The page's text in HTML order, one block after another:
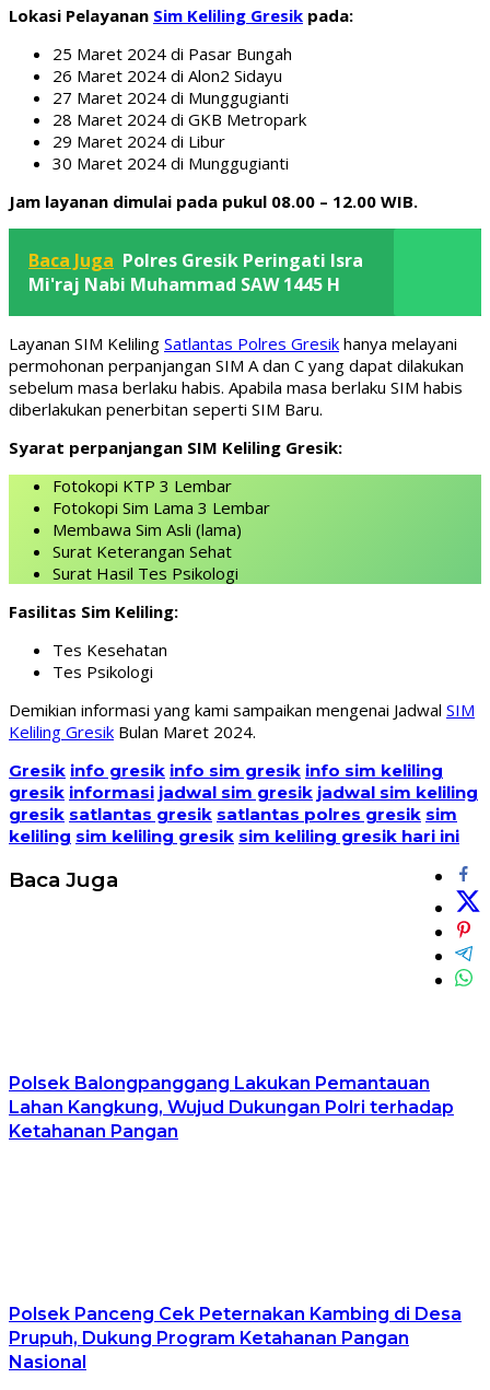
Lokasi Pelayanan Sim Keliling Gresik pada:
25 Maret 2024 di Pasar Bungah
26 Maret 2024 di Alon2 Sidayu
27 Maret 2024 di Munggugianti
28 Maret 2024 di GKB Metropark
29 Maret 2024 di Libur
30 Maret 2024 di Munggugianti
Jam layanan dimulai pada pukul 08.00 – 12.00 WIB.
Baca Juga Polres Gresik Peringati Isra
Mi'raj Nabi Muhammad SAW 1445 H
Layanan SIM Keliling Satlantas Polres Gresik hanya melayani
permohonan perpanjangan SIM A dan C yang dapat dilakukan
sebelum masa berlaku habis. Apabila masa berlaku SIM habis
diberlakukan penerbitan seperti SIM Baru.
Syarat perpanjangan SIM Keliling Gresik:
Fotokopi KTP 3 Lembar
Fotokopi Sim Lama 3 Lembar
Membawa Sim Asli (lama)
Surat Keterangan Sehat
Surat Hasil Tes Psikologi
Fasilitas Sim Keliling:
Tes Kesehatan
Tes Psikologi
Demikian informasi yang kami sampaikan mengenai Jadwal SIM
Keliling Gresik Bulan Maret 2024.
Gresik info gresik info sim gresik info sim keliling
gresik informasi jadwal sim gresik jadwal sim keliling
gresik satlantas gresik satlantas polres gresik sim
keliling sim keliling gresik sim keliling gresik hari ini
Baca Juga
Polsek Balongpanggang Lakukan Pemantauan
Lahan Kangkung, Wujud Dukungan Polri terhadap
Ketahanan Pangan
Polsek Panceng Cek Peternakan Kambing di Desa
Prupuh, Dukung Program Ketahanan Pangan
Nasional